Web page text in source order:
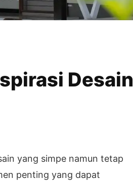
Desain
yang simpe namun tetap
penting yang dapat